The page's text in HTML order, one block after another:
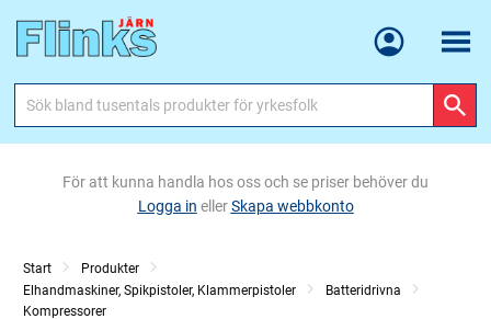
Meny
För att kunna handla hos oss och se priser behöver du
Logga in ellerSkapa webbkonto
Start
Produkter
Elhandmaskiner, Spikpistoler, Klammerpistoler
Batteridrivna
Kompressorer